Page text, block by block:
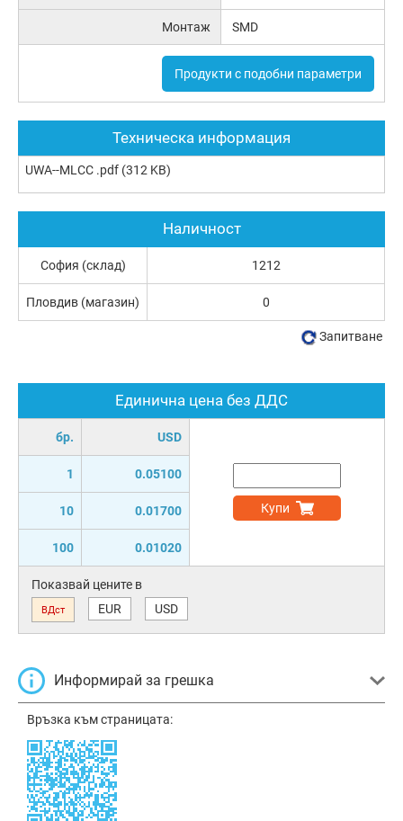
Монтаж SMD
Продукти с подобни параметри
Техническа информация
UWA--MLCC .pdf (312 KB)
Единична цена без ДДС
бр. USD
1 0.05100
10 0.01700
100 0.01020
Купи
Показвай цените в
ВДст EUR USD
Информирай за грешка
Връзка към страницата:
Наличност
София (склад) 1212
Пловдив (магазин) 0
Запитване